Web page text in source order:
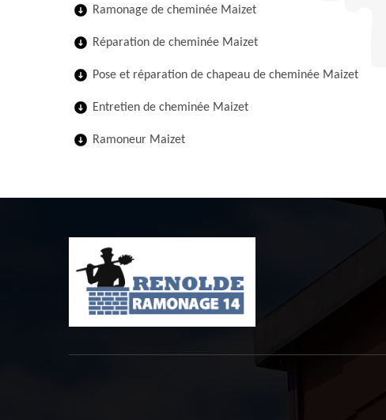
Ramonage de cheminée Maizet
Réparation de cheminée Maizet
Pose et réparation de chapeau de cheminée Maizet
Entretien de cheminée Maizet
Ramoneur Maizet